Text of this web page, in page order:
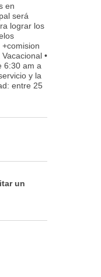
en
será
lograr los
•
6:30 am a
y la
entre 25
un